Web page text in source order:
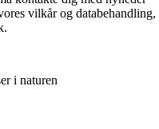
vilkår og databehandling,
i naturen